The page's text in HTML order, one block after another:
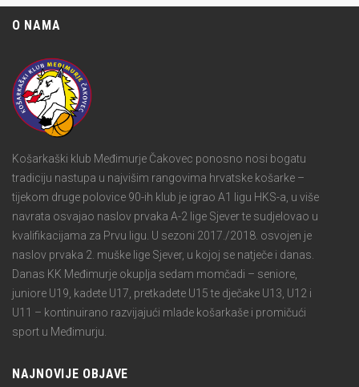
O NAMA
Košarkaški klub Međimurje Čakovec ponosno nosi bogatu
tradiciju nastupa u najvišim rangovima hrvatske košarke –
tijekom druge polovice 90-ih klub je igrao A1 ligu HKS-a, u više
navrata osvajao naslov prvaka A-2 lige Sjever te sudjelovao u
kvalifikacijama za Prvu ligu. U sezoni 2017./2018. osvojen je
naslov prvaka 2. muške lige Sjever, u kojoj se natječe i danas.
Danas KK Međimurje okuplja sedam momčadi – seniore,
juniore U19, kadete U17, pretkadete U15 te dječake U13, U12 i
U11 – kontinuirano razvijajući mlade košarkaše i promičući
sport u Međimurju.
NAJNOVIJE OBJAVE